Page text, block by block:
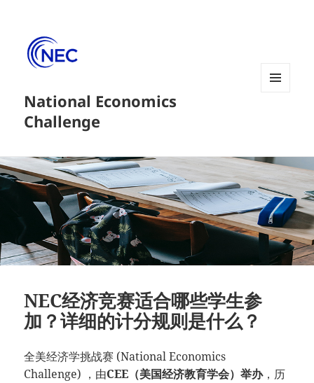
National Economics
Challenge
NEC经济竞赛适合哪些学生参
加？详细的计分规则是什么？
全美经济学挑战赛 (National Economics
Challenge) ，由CEE（美国经济教育学会）举办，历